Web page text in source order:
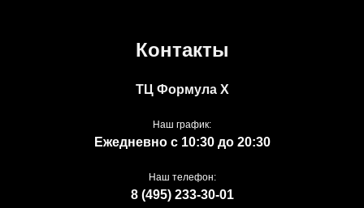
Контакты
ТЦ Формула Х
Наш график:
Ежедневно с 10:30 до 20:30
Наш телефон:
8 (495) 233-30-01